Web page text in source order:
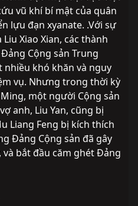
vũ khí bí mật của quân
lựu đạn xyanate. .Với sự
Xiao Xian, các thành
Cộng sản Trung
nhiều khó khăn và nguy
vụ. Nhưng trong thời kỳ
một người Cộng sản
anh, Liu Yan, cũng bị
Liang Feng bị kích thích
Đảng Cộng sản đã gây
bắt đầu căm ghét Đảng